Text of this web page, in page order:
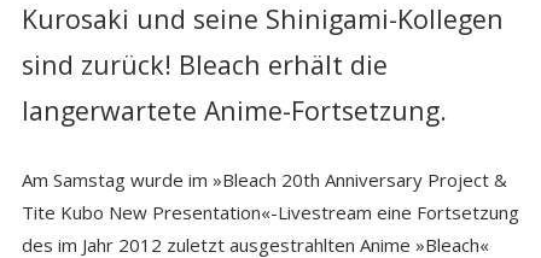
Kurosaki und seine Shinigami-Kollegen
sind zurück! Bleach erhält die
langerwartete Anime-Fortsetzung.
Am Samstag wurde im »Bleach 20th Anniversary Project &
Tite Kubo New Presentation«-Livestream eine Fortsetzung
des im Jahr 2012 zuletzt ausgestrahlten Anime »Bleach«